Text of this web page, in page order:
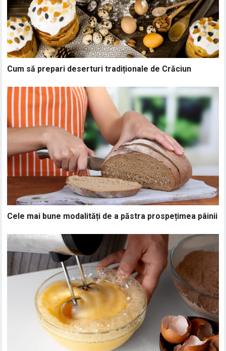
Cum să prepari deserturi tradiționale de Crăciun
Cele mai bune modalități de a păstra prospețimea pâinii